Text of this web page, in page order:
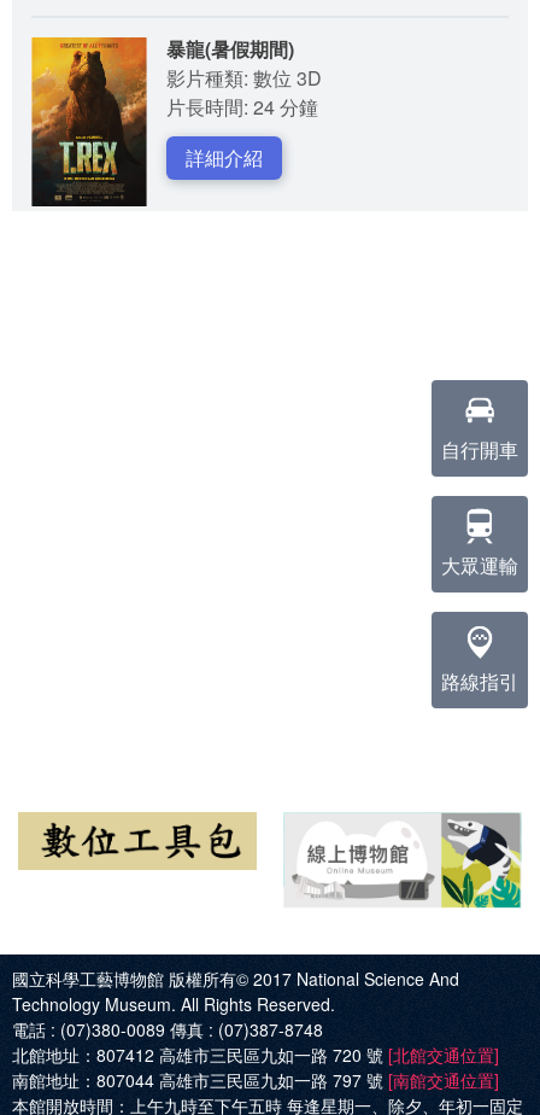
暴龍(暑假期間)
影片種類: 數位 3D
片長時間: 24 分鐘
詳細介紹
自行開車
大眾運輸
路線指引
國立科學工藝博物館 版權所有© 2017 National Science And
Technology Museum. All Rights Reserved.
電話 : (07)380-0089 傳真 : (07)387-8748
北館地址： 807412 高雄市三民區九如一路 720 號 [北館交通位置]
南館地址： 807044 高雄市三民區九如一路 797 號 [南館交通位置]
本館開放時間： 上午九時至下午五時 每逢星期一、除夕、年初一固定